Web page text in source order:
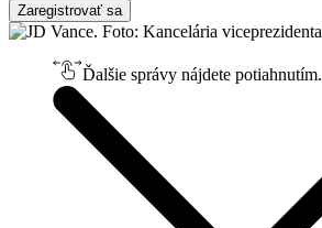
Zaregistrovať sa
Ďalšie správy nájdete potiahnutím.